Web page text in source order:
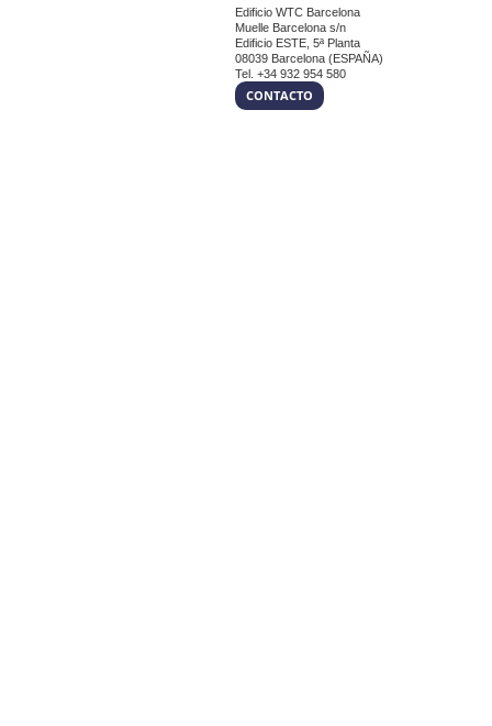
Edificio WTC Barcelona
Muelle Barcelona s/n
Edificio ESTE, 5ª Planta
08039 Barcelona (ESPAÑA)
Tel. +34 932 954 580
CONTACTO